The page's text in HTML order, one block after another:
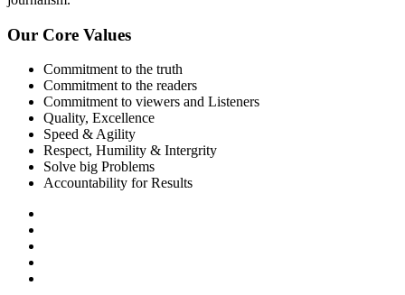
Our Core Values
Commitment to the truth
Commitment to the readers
Commitment to viewers and Listeners
Quality, Excellence
Speed & Agility
Respect, Humility & Intergrity
Solve big Problems
Accountability for Results